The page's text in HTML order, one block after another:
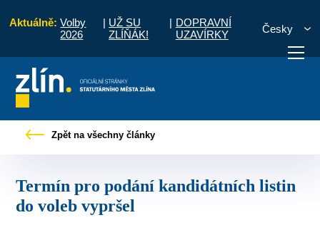
Aktuálně: Volby
2026
| UŽ SU
ZLÍŇÁK!
| DOPRAVNÍ
UZAVÍRKY
Česky
vyřídit Potřebuji zaplatit
Zpět na všechny články
Termín pro podání kandidátních listin
do voleb vypršel